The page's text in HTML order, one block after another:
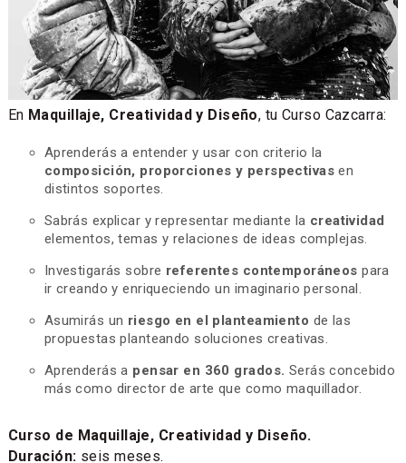
En Maquillaje, Creatividad y Diseño, tu Curso Cazcarra:
Aprenderás a entender y usar con criterio la
composición, proporciones y perspectivas en
distintos soportes.
Sabrás explicar y representar mediante la creatividad
elementos, temas y relaciones de ideas complejas.
Investigarás sobre referentes contemporáneos para
ir creando y enriqueciendo un imaginario personal.
Asumirás un riesgo en el planteamiento de las
propuestas planteando soluciones creativas.
Aprenderás a pensar en 360 grados. Serás concebido
más como director de arte que como maquillador.
Curso de Maquillaje, Creatividad y Diseño.
Duración: seis meses.